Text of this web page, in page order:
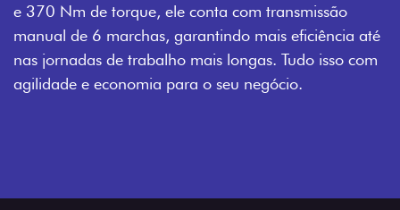
e 370 Nm de torque, ele conta com transmissão
manual de 6 marchas, garantindo mais eficiência até
nas jornadas de trabalho mais longas. Tudo isso com
agilidade e economia para o seu negócio.